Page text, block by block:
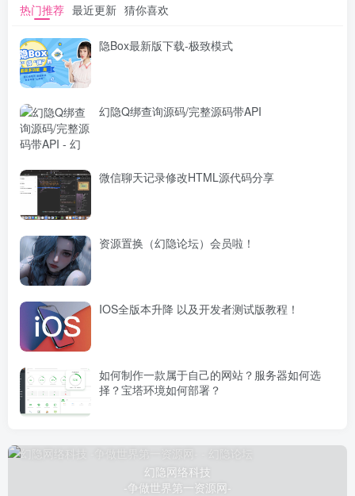
热门推荐 最近更新 猜你喜欢
隐Box最新版下载-极致模式
幻隐Q绑查询源码/完整源码带API
微信聊天记录修改HTML源代码分享
资源置换（幻隐论坛）会员啦！
IOS全版本升降 以及开发者测试版教程！
如何制作一款属于自己的网站？服务器如何选
择？宝塔环境如何部署？
幻隐网络科技
-争做世界第一资源网-